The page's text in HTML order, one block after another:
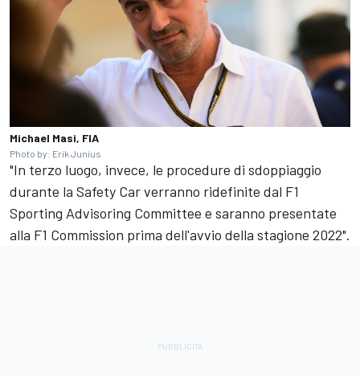
Michael Masi, FIA
Photo by: Erik Junius
"In terzo luogo, invece, le procedure di sdoppiaggio
durante la Safety Car verranno ridefinite dal F1
Sporting Advisoring Committee e saranno presentate
alla F1 Commission prima dell'avvio della stagione 2022".